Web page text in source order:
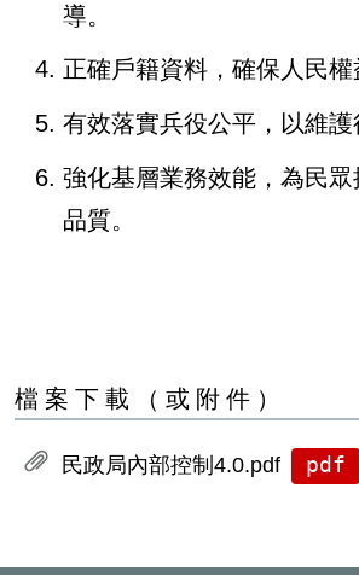
導。
正確戶籍資料，確保人民權
有效落實兵役公平，以維護
強化基層業務效能，為民
品質。
檔案下載（或附件）
民政局內部控制4.0.pdf pdf